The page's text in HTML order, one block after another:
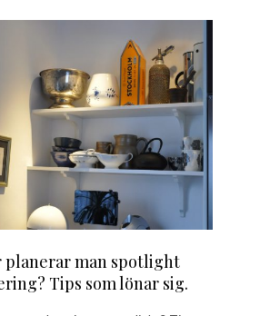
planerar man spotlight
Tips som lönar sig.